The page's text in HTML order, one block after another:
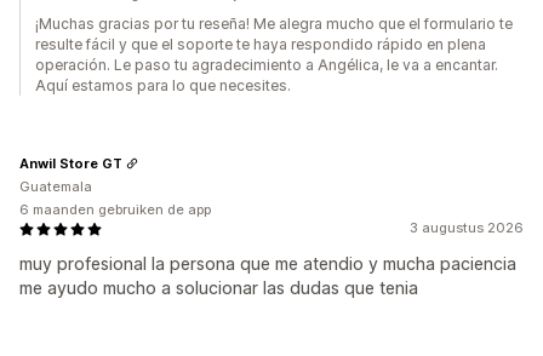
¡Muchas gracias por tu reseña! Me alegra mucho que el formulario te
resulte fácil y que el soporte te haya respondido rápido en plena
operación. Le paso tu agradecimiento a Angélica, le va a encantar.
Aquí estamos para lo que necesites.
3 augustus 2026
muy profesional la persona que me atendio y mucha paciencia
me ayudo mucho a solucionar las dudas que tenia
Anwil Store GT
Guatemala
6 maanden gebruiken de app